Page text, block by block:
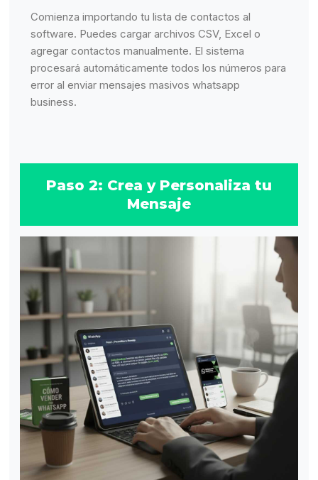
Comienza importando tu lista de contactos al
software. Puedes cargar archivos CSV, Excel o
agregar contactos manualmente. El sistema
procesará automáticamente todos los números para
error al enviar mensajes masivos whatsapp
business.
Paso 2: Crea y Personaliza tu
Mensaje